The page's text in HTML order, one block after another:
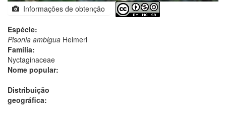
Informações de obtenção
Espécie:
Pisonia ambigua Heimerl
Família:
Nyctaginaceae
Nome popular:
Distribuição
geográfica: